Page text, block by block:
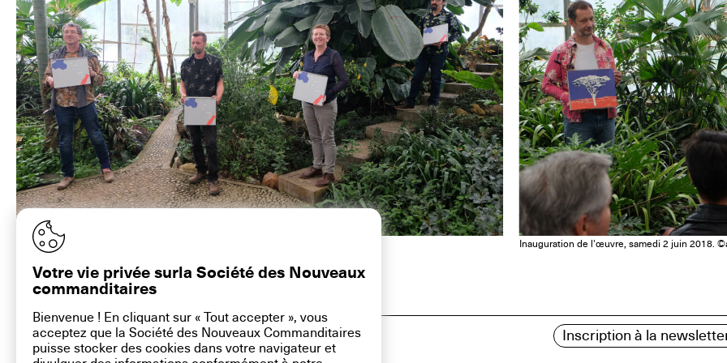
Inauguration de l'œuvre, samedi 2 juin 2018. ©artconnexion Inauguration de l'œuvre, samedi 2 juin 2018.
contact@la-snc.org Inscription à la
Votre vie privée surla Société des Nouveaux
commanditaires
Bienvenue ! En cliquant sur « Tout accepter », vous
acceptez que la Société des Nouveaux Commanditaires
puisse stocker des cookies dans votre navigateur et